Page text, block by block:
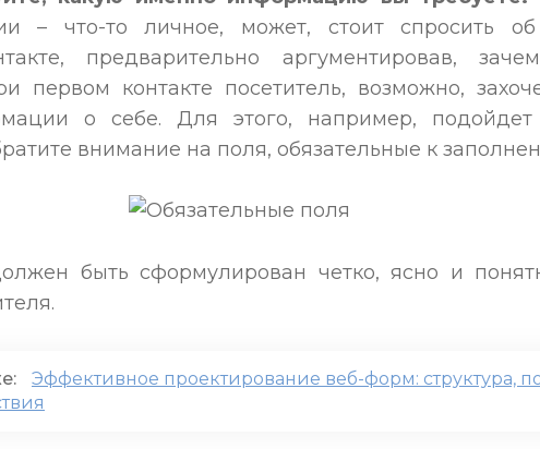
– что-то личное, может, стоит спросить
предварительно аргументировав,
первом контакте посетитель, возможно,
о себе. Для этого, например,
внимание на поля, обязательные к
быть сформулирован четко, ясно и
Эффективное проектирование веб-форм: структура,